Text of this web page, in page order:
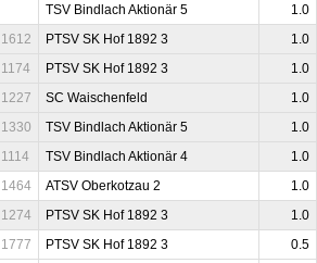
TSV Bindlach Aktionär 5 1.0
1612 PTSV SK Hof 1892 3 1.0
1174 PTSV SK Hof 1892 3 1.0
1227 SC Waischenfeld 1.0
1330 TSV Bindlach Aktionär 5 1.0
1114 TSV Bindlach Aktionär 4 1.0
1464 ATSV Oberkotzau 2 1.0
1274 PTSV SK Hof 1892 3 1.0
1777 PTSV SK Hof 1892 3 0.5